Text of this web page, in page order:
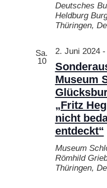
Deutsches
Heldburg
Thüringen,
Sa.
10
Museum
„Fritz
nicht
entdeckt“
2. Juni 2024-
Museum
Römhild
Thüringen,